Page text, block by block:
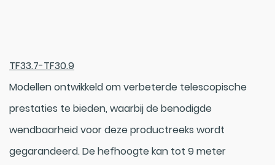
TF33.7-TF30.9
Modellen ontwikkeld om verbeterde telescopische
prestaties te bieden, waarbij de benodigde
wendbaarheid voor deze productreeks wordt
gegarandeerd. De hefhoogte kan tot 9 meter